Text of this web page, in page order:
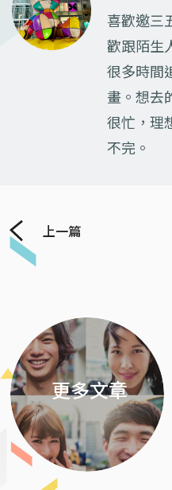
喜歡邀三
歡跟陌生
很多時間
畫。想去
很忙，理
不完。
上一篇
更多文章